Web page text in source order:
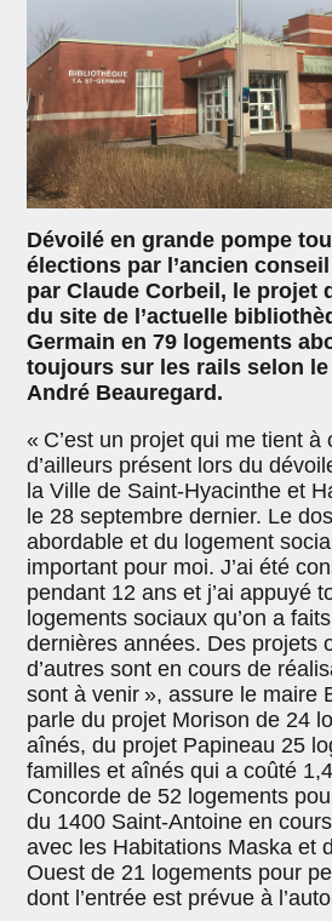
Dévoilé en grande pompe
élections par l’ancien
par Claude Corbeil, le projet
du site de l’actuelle
Germain en 79 logements
toujours sur les rails selon
André Beauregard.
« C’est un projet qui me tient à
d’ailleurs présent lors du
la Ville de Saint-Hyacinthe et
le 28 septembre dernier. Le
abordable et du logement
important pour moi. J’ai été
pendant 12 ans et j’ai appuyé
logements sociaux qu’on a
dernières années. Des projets
d’autres sont en cours de
sont à venir », assure le maire
parle du projet Morison de 24
aînés, du projet Papineau 25
familles et aînés qui a coûté
Concorde de 52 logements
du 1400 Saint-Antoine en
avec les Habitations Maska et
Ouest de 21 logements pour
dont l’entrée est prévue à